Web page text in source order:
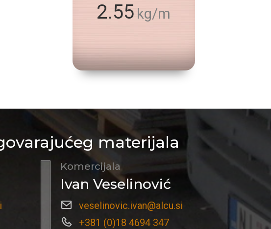
2.55 kg/m
materijala
Komercijala
Ivan Veselinović
veselinovic.ivan@alcu.si
+381 (0)18 4694 347